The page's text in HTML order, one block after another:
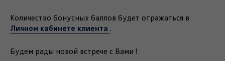
Количество бонусных баллов будет отражаться в
Личном кабинете клиента .
Будем рады новой встрече с Вами !